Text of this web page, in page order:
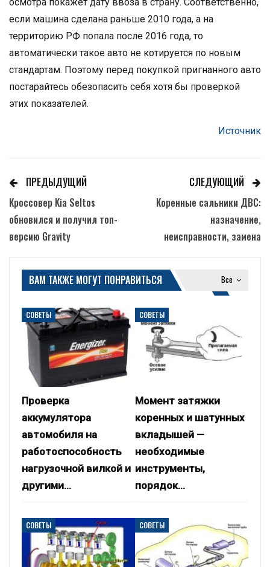
осмотра покажет дату ввоза в страну. Соответственно,
если машина сделана раньше 2010 года, а на
территорию РФ попала после 2016 года, то
автоматически такое авто не котируется по новым
стандартам. Поэтому перед покупкой пригнанного авто
постарайтесь обезопасить себя хотя бы проверкой
этих показателей.
Источник
ПРЕДЫДУЩИЙ
Кроссовер Kia Seltos
обновился и получил топ-
версию Gravity
СЛЕДУЮЩИЙ
Коренные сальники ДВС:
назначение,
неисправности, замена
Все
ВАМ ТАКЖЕ МОГУТ ПОНРАВИТЬСЯ
СОВЕТЫ
Проверка
аккумулятора
автомобиля на
работоспособность
нагрузочной вилкой и
другими…
СОВЕТЫ
Момент затяжки
коренных и шатунных
вкладышей —
необходимые
инструменты,
порядок…
СОВЕТЫ СОВЕТЫ